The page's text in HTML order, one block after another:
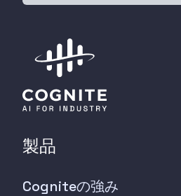
製品
Cogniteの強み